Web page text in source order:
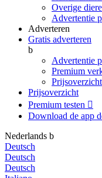
Overige
Advertentie
Adverteren
Gratis adverteren
b
Advertentie
Premium
Prijsoverzicht
Prijsoverzicht
Premium testen 
Download de app
Nederlands b
Deutsch
Deutsch
Deutsch